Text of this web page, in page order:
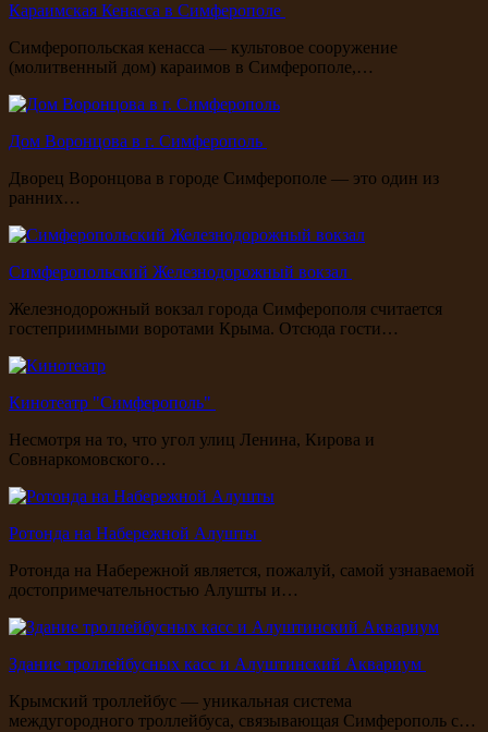
Караимская Кенасса в Симферополе
Симферопольская кенасса — культовое сооружение
(молитвенный дом) караимов в Симферополе,…
Дом Воронцова в г. Симферополь
Дворец Воронцова в городе Симферополе — это один из
ранних…
Симферопольский Железнодорожный вокзал
Железнодорожный вокзал города Симферополя считается
гостеприимными воротами Крыма. Отсюда гости…
Кинотеатр "Симферополь"
Несмотря на то, что угол улиц Ленина, Кирова и
Совнаркомовского…
Ротонда на Набережной Алушты
Ротонда на Набережной является, пожалуй, самой узнаваемой
достопримечательностью Алушты и…
Здание троллейбусных касс и Алуштинский Аквариум
Крымский троллейбус — уникальная система
междугородного троллейбуса, связывающая Симферополь с…